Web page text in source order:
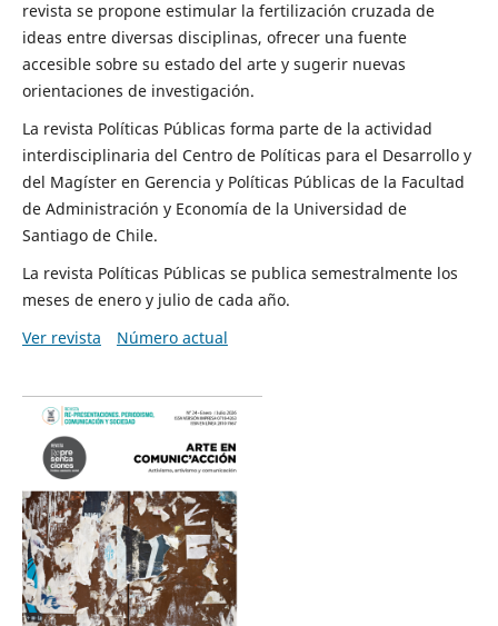
revista se propone estimular la fertilización cruzada de
ideas entre diversas disciplinas, ofrecer una fuente
accesible sobre su estado del arte y sugerir nuevas
orientaciones de investigación.
La revista Políticas Públicas forma parte de la actividad
interdisciplinaria del Centro de Políticas para el Desarrollo y
del Magíster en Gerencia y Políticas Públicas de la Facultad
de Administración y Economía de la Universidad de
Santiago de Chile.
La revista Políticas Públicas se publica semestralmente los
meses de enero y julio de cada año.
Ver revista
Número actual